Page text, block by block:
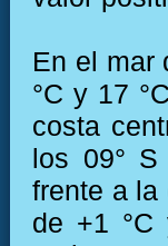
En el mar
°C y 17
costa
los 09°
frente a la
de +1 °C